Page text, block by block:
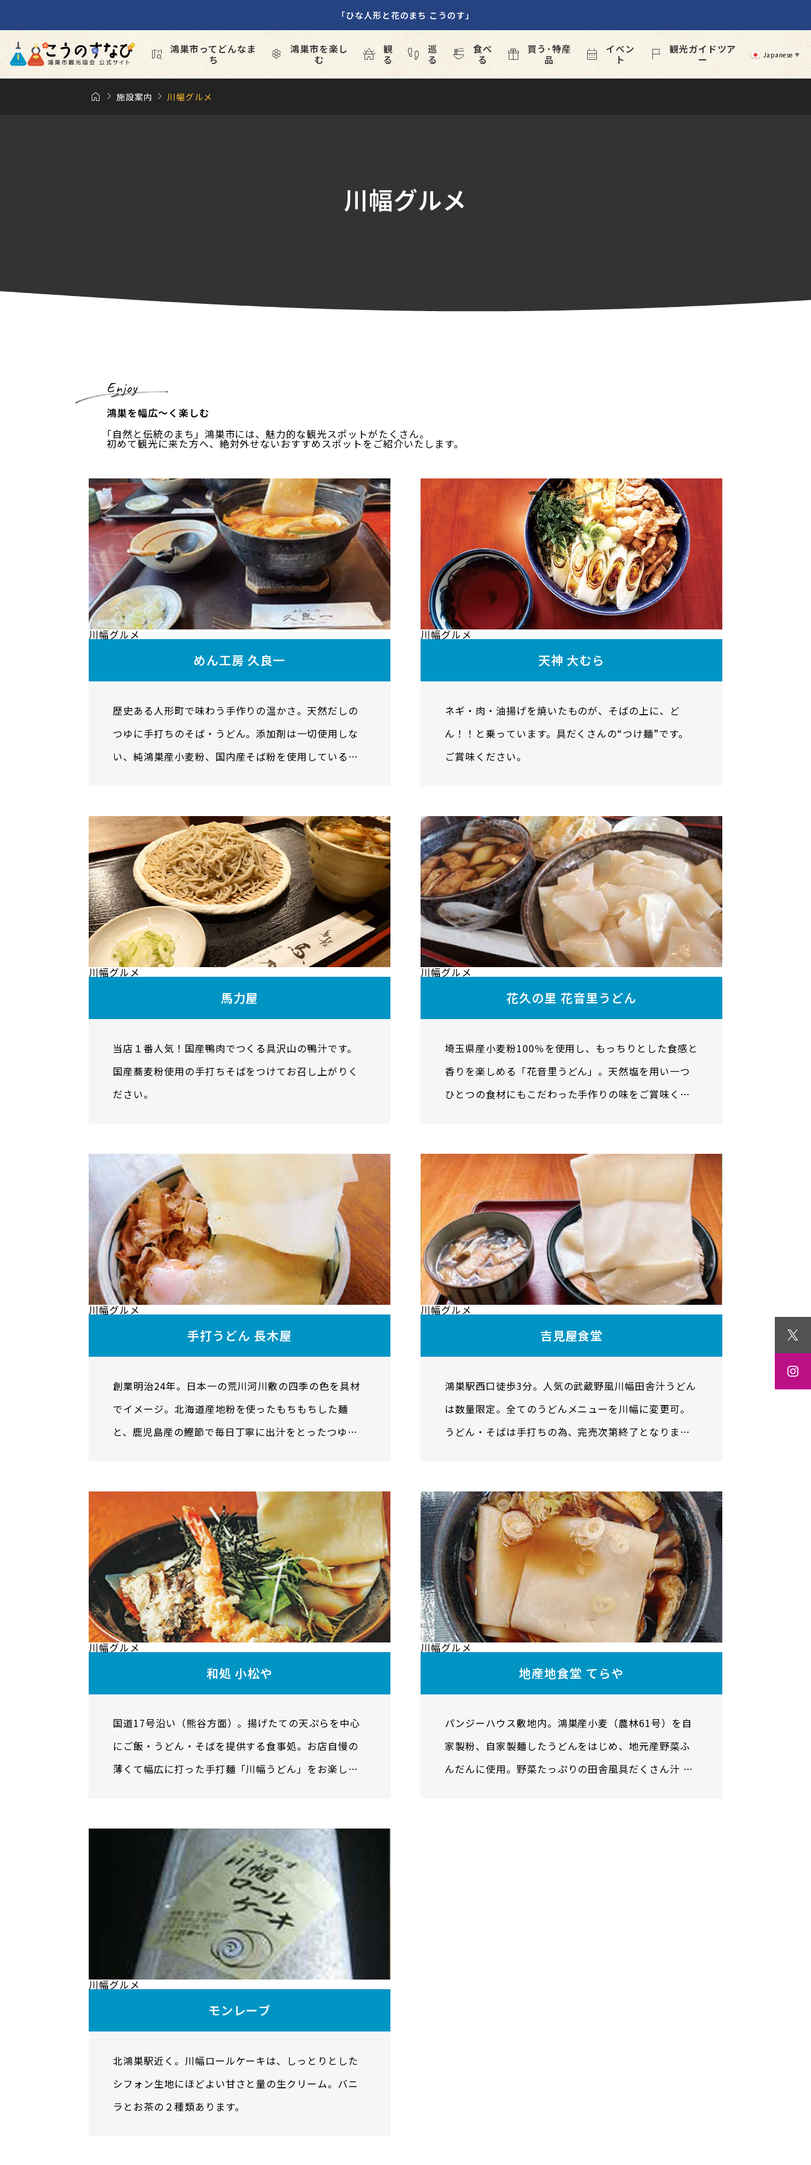
「ひな人形と花のまち こうのす」

鴻巣市ってどんなま
ち

鴻巣市を楽し
む

観
る

巡
る

食べ
る

買う･特産
品

イベン
ト

観光ガイドツア
ー
Japanese ▼
2026年10月17日(土)～25日(日)
  施設案内  川幅グルメ
川幅グルメ
Enjoy
鴻巣を幅広～く楽しむ
｢自然と伝統のまち」鴻巣市には、魅力的な観光スポットがたくさん。
初めて観光に来た方へ、絶対外せないおすすめスポットをご紹介いたします。
川幅グルメ
めん工房 久良一
歴史ある人形町で味わう手作りの温かさ。天然だしの
つゆに手打ちのそば・うどん。添加剤は一切使用しな
い、純鴻巣産小麦粉、国内産そば粉を使用している体
川幅グルメ
天神 大むら
ネギ・肉・油揚げを焼いたものが、そばの上に、ど
ん！！と乗っています。具だくさんの“つけ麺”です。
ご賞味ください。
川幅グルメ
馬力屋
当店１番人気！国産鴨肉でつくる具沢山の鴨汁です。
国産蕎麦粉使用の手打ちそばをつけてお召し上がりく
ださい。
川幅グルメ
花久の里 花音里うどん
埼玉県産小麦粉100％を使用し、もっちりとした食感と
香りを楽しめる「花音里うどん」。天然塩を用い一つ
ひとつの食材にもこだわった手作りの味をご賞味くだ
川幅グルメ
手打うどん 長木屋
創業明治24年。日本一の荒川河川敷の四季の色を具材
でイメージ。北海道産地粉を使ったもちもちした麺
と、鹿児島産の鰹節で毎日丁寧に出汁をとったつゆと
川幅グルメ
吉見屋食堂
鴻巣駅西口徒歩3分。人気の武蔵野風川幅田舎汁うどん
は数量限定。全てのうどんメニューを川幅に変更可。
うどん・そばは手打ちの為、完売次第終了となりま
川幅グルメ
和処 小松や
国道17号沿い（熊谷方面）。揚げたての天ぷらを中心
にご飯・うどん・そばを提供する食事処。お店自慢の
薄くて幅広に打った手打麺「川幅うどん」をお楽しみ
川幅グルメ
地産地食堂 てらや
パンジーハウス敷地内。鴻巣産小麦（農林61号）を自
家製粉、自家製麺したうどんをはじめ、地元産野菜ふ
んだんに使用。野菜たっぷりの田舎風具だくさん汁 +
川幅グルメ
モンレーブ
北鴻巣駅近く。川幅ロールケーキは、しっとりとした
シフォン生地にほどよい甘さと量の生クリーム。バニ
ラとお茶の２種類あります。

